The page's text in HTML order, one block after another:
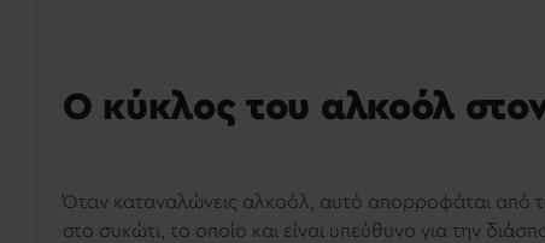
Ο κύκλος του αλκοόλ
Όταν καταναλώνεις αλκοόλ, αυτό απορροφάται από
στο συκώτι, το οποίο και είναι υπεύθυνο για την